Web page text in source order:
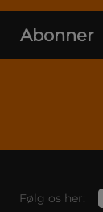
Abonner
Følg os her: